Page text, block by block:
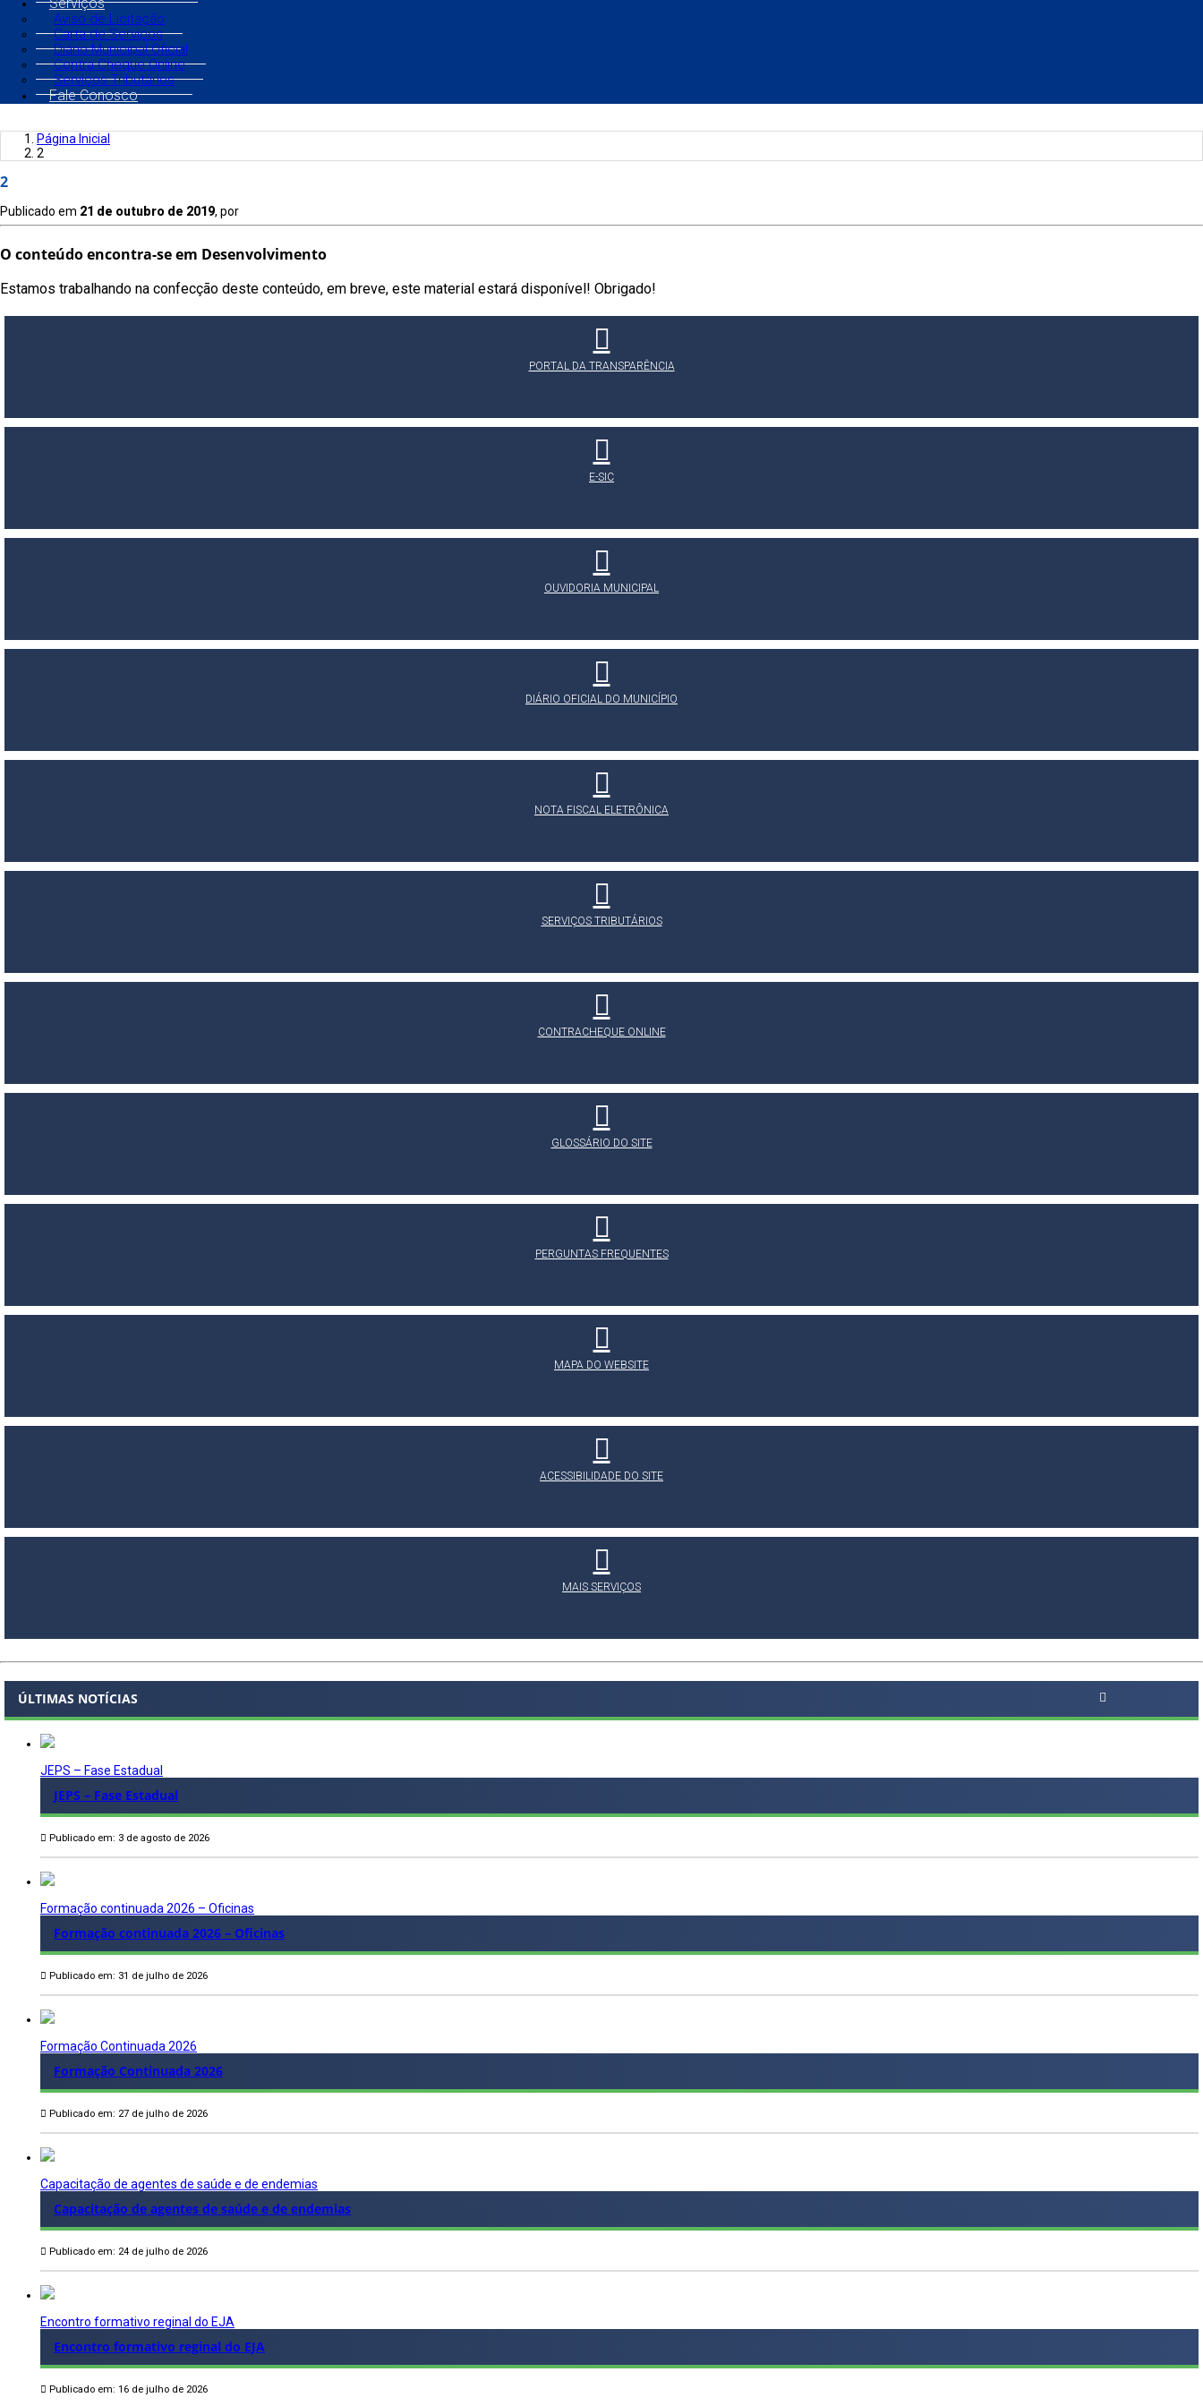
Aviso de Licitação
Carta de Serviços
Diário Municipal Oficial
Contra Cheque Online
Serviços Tributários
Fale Conosco
Página Inicial
2
2
Publicado em 21 de outubro de 2019, por
O conteúdo encontra-se em Desenvolvimento
Estamos trabalhando na confecção deste conteúdo, em breve, este material estará disponível! Obrigado!
PORTAL DA TRANSPARÊNCIA
E-SIC
OUVIDORIA MUNICIPAL
DIÁRIO OFICIAL DO MUNICÍPIO
NOTA FISCAL ELETRÔNICA
SERVIÇOS TRIBUTÁRIOS
CONTRACHEQUE ONLINE
GLOSSÁRIO DO SITE
PERGUNTAS FREQUENTES
MAPA DO WEBSITE
ACESSIBILIDADE DO SITE
MAIS SERVIÇOS
ÚLTIMAS NOTÍCIAS
JEPS – Fase Estadual
JEPS – Fase Estadual
Publicado em: 3 de agosto de 2026
Formação continuada 2026 – Oficinas
Formação continuada 2026 – Oficinas
Publicado em: 31 de julho de 2026
Formação Continuada 2026
Formação Continuada 2026
Publicado em: 27 de julho de 2026
Capacitação de agentes de saúde e de endemias
Capacitação de agentes de saúde e de endemias
Publicado em: 24 de julho de 2026
Encontro formativo reginal do EJA
Encontro formativo reginal do EJA
Publicado em: 16 de julho de 2026